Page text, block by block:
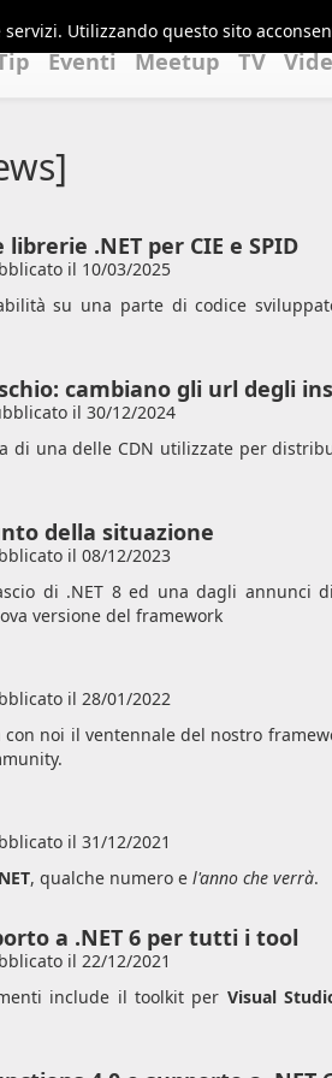
Utilizzando questo sito
Eventi Meetup TV
.NET per CIE e SPID
il 10/03/2025
su una parte di codice
cambiano gli url degli
il 30/12/2024
di una delle CDN utilizzate per
della situazione
il 08/12/2023
di .NET 8 ed una dagli annunci
versione del framework
il 28/01/2022
noi il ventennale del nostro
il 31/12/2021
, qualche numero e l'anno che verrà.
a .NET 6 per tutti i tool
il 22/12/2021
include il toolkit per Visual